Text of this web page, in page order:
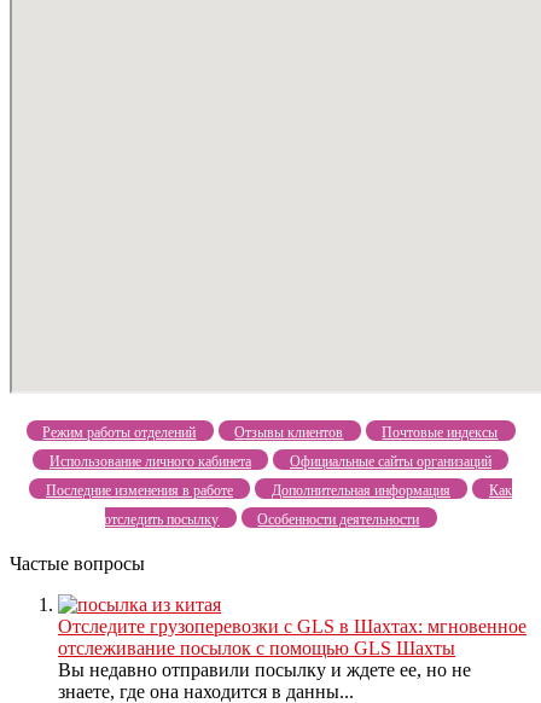
Режим работы отделений Отзывы клиентов
Почтовые индексы
Использование личного кабинета
Официальные сайты организаций
Последние изменения в работе
Дополнительная информация
Как
отследить посылку
Особенности деятельности
Частые вопросы
Отследите грузоперевозки с GLS в Шахтах: мгновенное
отслеживание посылок с помощью GLS Шахты
Вы недавно отправили посылку и ждете ее, но не
знаете, где она находится в данны...